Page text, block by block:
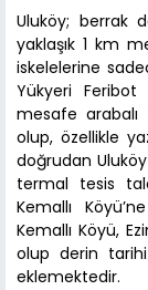
Uluköy; berrak
yaklaşık 1 km
iskelelerine
Yükyeri Feribot
mesafe
olup, özellikle
doğrudan
termal tesis
Kemallı
Kemallı Köyü,
olup derin
eklemektedir.